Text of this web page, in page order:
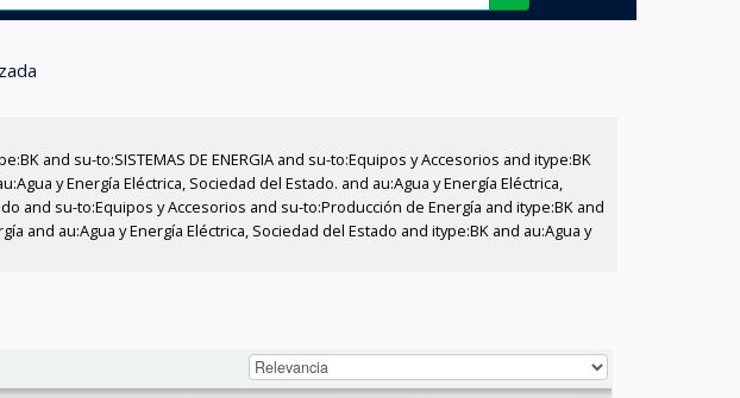
and su-to:SISTEMAS DE ENERGIA and su-to:Equipos y Accesorios and itype:BK
y Energía Eléctrica, Sociedad del Estado. and au:Agua y Energía Eléctrica,
and su-to:Equipos y Accesorios and su-to:Producción de Energía and itype:BK and
and au:Agua y Energía Eléctrica, Sociedad del Estado and itype:BK and au:Agua y